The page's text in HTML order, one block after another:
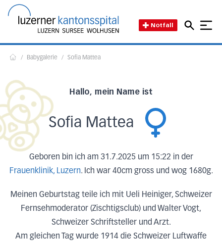
Notfall
/ Babygalerie / Sofia Mattea
Hallo, mein Name ist
Sofia Mattea
Geboren bin ich am 31.7.2025 um 15:22 in der
Frauenklinik, Luzern. Ich war 40cm gross und wog 1680g.
Meinen Geburtstag teile ich mit Ueli Heiniger, Schweizer
Fernsehmoderator (Zischtigsclub) und Walter Vogt,
Schweizer Schriftsteller und Arzt.
Am gleichen Tag wurde 1914 die Schweizer Luftwaffe